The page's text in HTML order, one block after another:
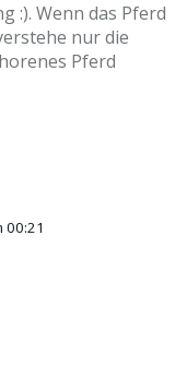
:). Wenn das Pferd
nur die
Pferd
00:21